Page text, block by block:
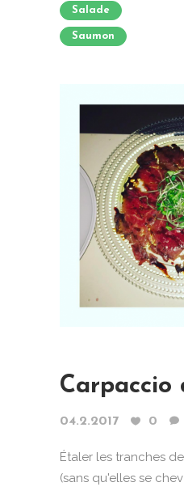
Salade
Saumon
Carpaccio
04.2.2017 0
Étaler les tranches
(sans qu'elles se